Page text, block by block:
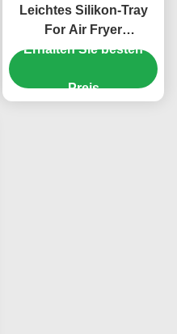
Leichtes Silikon-Tray
For Air Fryer
Waterproof-Antibeleg
Erhalten Sie besten
Preis